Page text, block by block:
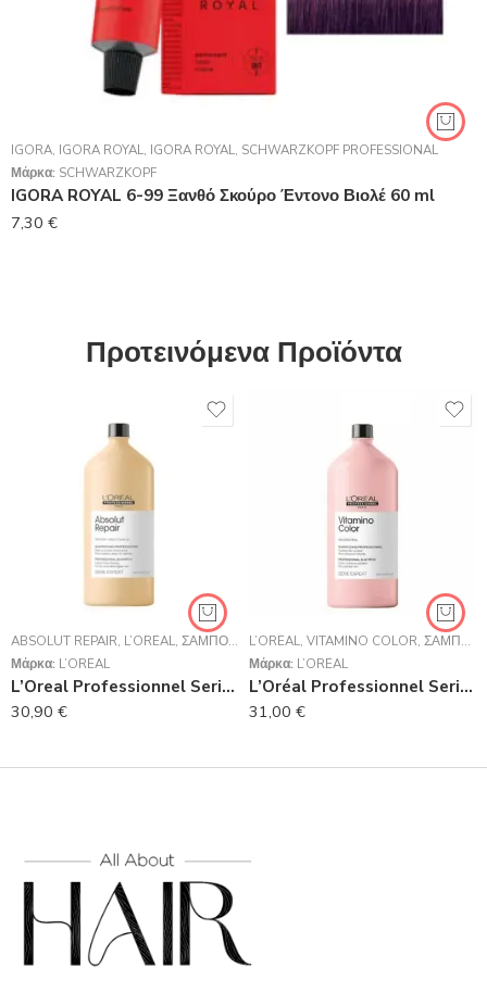
IGORA, IGORA ROYAL, IGORA ROYAL, SCHWARZKOPF PROFESSIONAL
Μάρκα: SCHWARZKOPF
IGORA ROYAL 6-99 Ξανθό Σκούρο Έντονο Βιολέ 60 ml
7,30 €
Προτεινόμενα Προϊόντα
ABSOLUT REPAIR, L’ORÉAL, ΣΑΜΠΟΥΆΝ
Μάρκα: L’ORÉAL
L’Oreal Professionnel Serie Expert Absolut Repair Shampoo Για Ταλαιπωρημένα Μαλλιά 1500ml
30,90 €
L’ORÉAL, VITAMINO COLOR, ΣΑΜΠΟΥΆΝ
Μάρκα: L’ORÉAL
L’Oréal Professionnel Serie Expert Vitamino Color Shampoo 1500ml
31,00 €